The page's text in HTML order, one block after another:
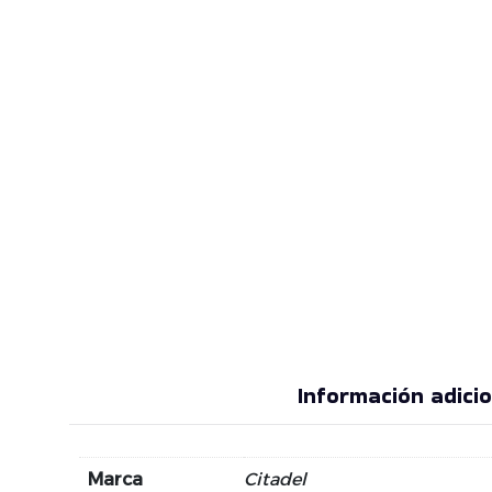
Información
Marca Citadel